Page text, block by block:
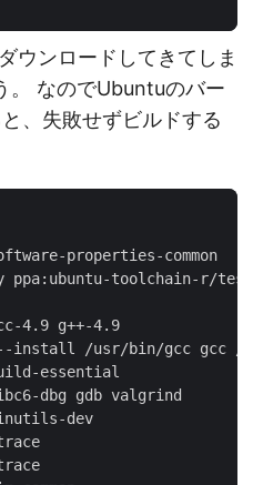
ウンロードしてきてしま
。 なのでUbuntuのバー
、失敗せずビルドする
properties-common
ppa:ubuntu-toolchain-r/test
4.9 g++-4.9
--install /usr/bin/gcc gcc /
essential
dbg gdb valgrind
dev